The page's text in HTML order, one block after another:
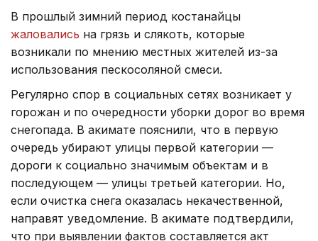
В прошлый зимний период костанайцы
жаловались на грязь и слякоть, которые
возникали по мнению местных жителей из-за
использования пескосоляной смеси.
Регулярно спор в социальных сетях возникает у
горожан и по очередности уборки дорог во время
снегопада. В акимате пояснили, что в первую
очередь убирают улицы первой категории —
дороги к социально значимым объектам и в
последующем — улицы третьей категории. Но,
если очистка снега оказалась некачественной,
направят уведомление. В акимате подтвердили,
что при выявлении фактов составляется акт